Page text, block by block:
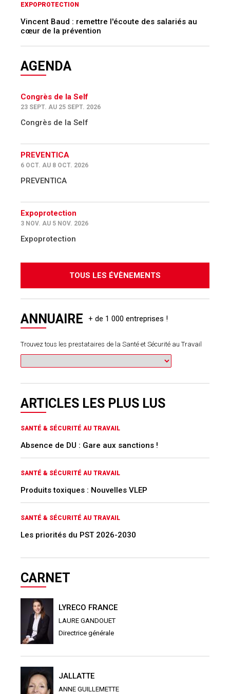
EXPOPROTECTION
Vincent Baud : remettre l'écoute des salariés au
cœur de la prévention
AGENDA
Congrès de la Self
23 SEPT. AU 25 SEPT. 2026
Congrès de la Self
PREVENTICA
6 OCT. AU 8 OCT. 2026
PREVENTICA
Expoprotection
3 NOV. AU 5 NOV. 2026
Expoprotection
TOUS LES ÉVÈNEMENTS
ANNUAIRE
Trouvez tous les prestataires de la Santé et Sécurité au Travail
ARTICLES LES PLUS LUS
SANTÉ & SÉCURITÉ AU TRAVAIL
Absence de DU : Gare aux sanctions !
SANTÉ & SÉCURITÉ AU TRAVAIL
Produits toxiques : Nouvelles VLEP
SANTÉ & SÉCURITÉ AU TRAVAIL
Les priorités du PST 2026-2030
CARNET
LYRECO FRANCE
LAURE GANDOUET
Directrice générale
JALLATTE
ANNE GUILLEMETTE